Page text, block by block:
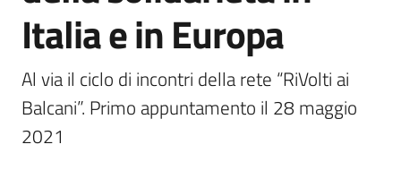
Leggi
Atti
Bandi
Piani
Italia e in Europa
Al via il ciclo di incontri della rete “RiVolti ai
Balcani”. Primo appuntamento il 28 maggio
2021